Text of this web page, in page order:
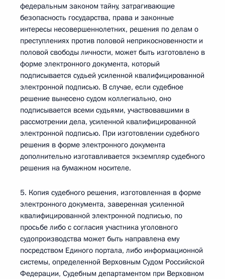
федеральным законом тайну, затрагивающие
безопасность государства, права и законные
интересы несовершеннолетних, решения по делам о
преступлениях против половой неприкосновенности и
половой свободы личности, может быть изготовлено в
форме электронного документа, который
подписывается судьей усиленной квалифицированной
электронной подписью. В случае, если судебное
решение вынесено судом коллегиально, оно
подписывается всеми судьями, участвовавшими в
рассмотрении дела, усиленной квалифицированной
электронной подписью. При изготовлении судебного
решения в форме электронного документа
дополнительно изготавливается экземпляр судебного
решения на бумажном носителе.
5. Копия судебного решения, изготовленная в форме
электронного документа, заверенная усиленной
квалифицированной электронной подписью, по
просьбе либо с согласия участника уголовного
судопроизводства может быть направлена ему
посредством Единого портала, либо информационной
системы, определенной Верховным Судом Российской
Федерации, Судебным департаментом при Верховном